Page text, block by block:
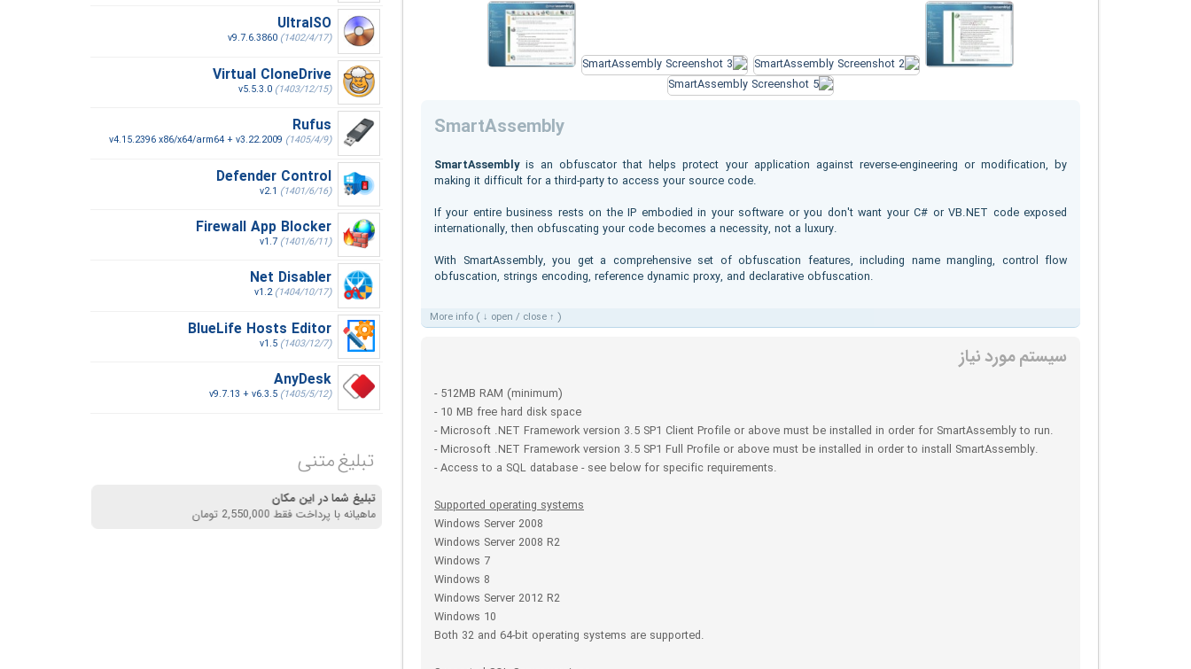
SmartAssembly
SmartAssemblyis an obfuscator that helps protect your application against reverse-engineering or modification, by
making it difficult for a third-party to access your source code.
If your entire business rests on the IP embodied in your software or you don't want your C# or VB.NET code exposed
internationally, then obfuscating your code becomes a necessity, not a luxury.
With SmartAssembly, you get a comprehensive set of obfuscation features, including name mangling, control flow
obfuscation, strings encoding, reference dynamic proxy, and declarative obfuscation.
More info ( ↓ open / close ↑ )
سیستم مورد نیاز
- 512MB RAM (minimum)
- 10 MB free hard disk space
- Microsoft .NET Framework version 3.5 SP1 Client Profile or above must be installed in order for SmartAssembly to run.
- Microsoft .NET Framework version 3.5 SP1 Full Profile or above must be installed in order to install SmartAssembly.
- Access to a SQL database - see below for specific requirements.
Supported operating systems
Windows Server 2008
Windows Server 2008 R2
Windows 7
Windows 8
Windows Server 2012 R2
Windows 10
Both 32 and 64-bit operating systems are supported.
UltraISO
v9.7.6.3860 (1402/4/17)
Virtual CloneDrive
v5.5.3.0 (1403/12/15)
Rufus
v4.15.2396 x86/x64/arm64 + v3.22.2009 (1405/4/9)
Defender Control
v2.1 (1401/6/16)
Firewall App Blocker
v1.7 (1401/6/11)
Net Disabler
v1.2(1404/10/17)
BlueLife Hosts Editor
v1.5 (1403/12/7)
AnyDesk
v9.7.13 + v6.3.5 (1405/5/12)
تبلیغ متنی
تبلیغ شما در این مکان
ماهیانه با پرداخت فقط 2,550,000 تومان